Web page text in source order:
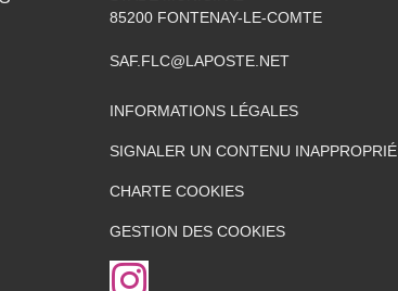
85200 FONTENAY-LE-COMTE
SAF.FLC@LAPOSTE.NET
INFORMATIONS LÉGALES
SIGNALER UN CONTENU INAPPROPRIÉ
CHARTE COOKIES
GESTION DES COOKIES